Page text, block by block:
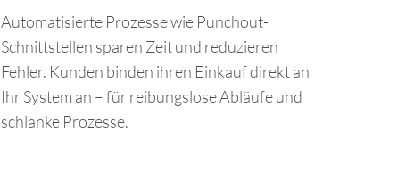
Automatisierte Prozesse wie Punchout-
Schnittstellen sparen Zeit und reduzieren
Fehler. Kunden binden ihren Einkauf direkt an
Ihr System an – für reibungslose Abläufe und
schlanke Prozesse.